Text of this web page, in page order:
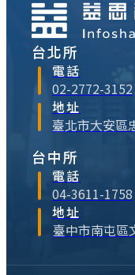
台北所
電話
02-2772-3152
地址
臺北市大安區
台中所
電話
04-3611-1758
地址
臺中市南屯區